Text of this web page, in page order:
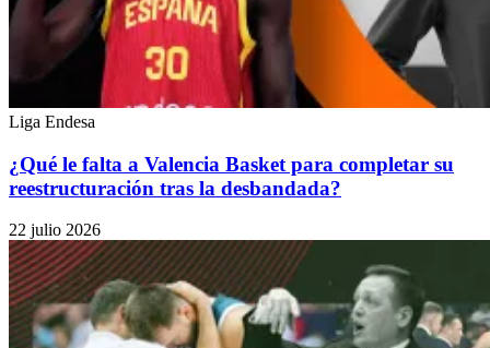
Liga Endesa
¿Qué le falta a Valencia Basket para completar su
reestructuración tras la desbandada?
22 julio 2026